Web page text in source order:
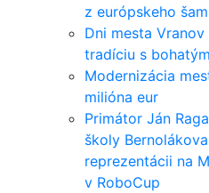
z európskeho
Dni mesta
tradíciu s
Modernizácia
milióna eur
Primátor Ján
školy
reprezentácii na
v RoboCup